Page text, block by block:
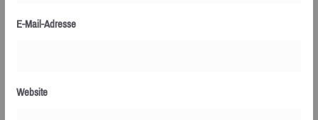
E-Mail-Adresse
Website